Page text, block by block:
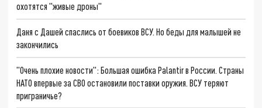
охотятся "живые дроны"
Даня с Дашей спаслись от боевиков ВСУ. Но беды для малышей не
закончились
"Очень плохие новости": Большая ошибка Palantir в России. Страны
НАТО впервые за СВО остановили поставки оружия. ВСУ теряют
приграничье?